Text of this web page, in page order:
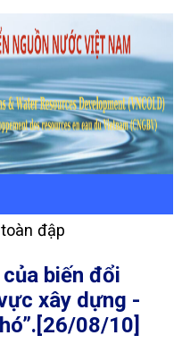
đập
biến đổi
xây dựng -
08/10]